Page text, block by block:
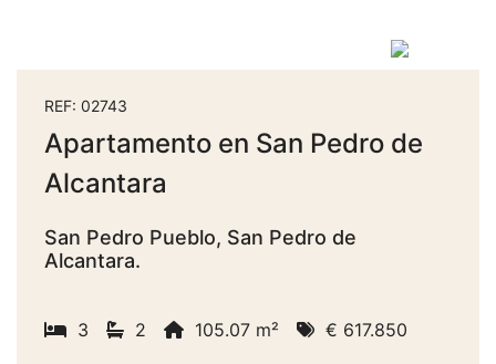
REF: 02743
Apartamento en San Pedro de
Alcantara
San Pedro Pueblo, San Pedro de
Alcantara.
3 2 105.07 m² € 617.850